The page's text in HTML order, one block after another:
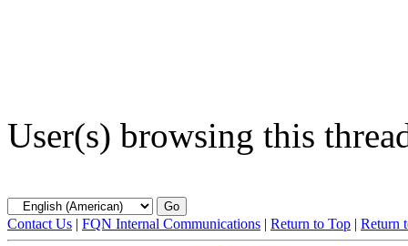
User(s) browsing this
Contact Us | FQN Internal Communications | Return to Top | Return